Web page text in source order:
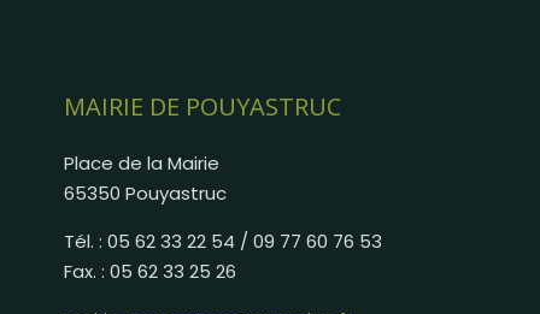
MAIRIE DE POUYASTRUC
Place de la Mairie
65350 Pouyastruc
Tél. : 05 62 33 22 54 / 09 77 60 76 53
Fax. : 05 62 33 25 26